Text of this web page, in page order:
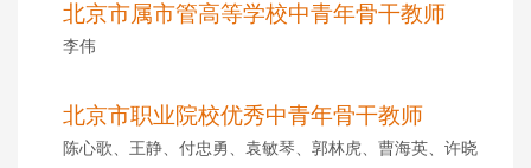
北京市属市管高等学校中青年骨干教师
李伟
北京市职业院校优秀中青年骨干教师
陈心歌、王静、付忠勇、袁敏琴、郭林虎、曹海英、许晓